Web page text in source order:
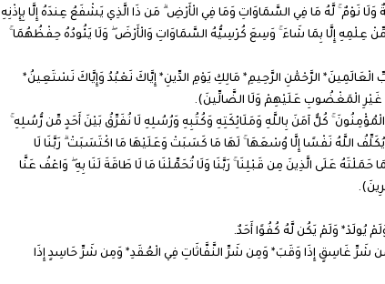
وَلَا نَوْمٌ ۚ لَّهُ مَا فِي السَّمَاوَاتِ وَمَا فِي الْأَرْضِ ۗ مَن ذَا الَّذِي يَشْفَعُ عِندَهُ إِلَّا بِإِذْنِهِ
عِلْمِهِ إِلَّا بِمَا شَاءَ ۚ وَسِعَ كُرْسِيُّهُ السَّمَاوَاتِ وَالْأَرْضَ ۖ وَلَا يَئُودُهُ حِفْظُهُمَا
الْعَالَمِينَ* الرَّحْمَٰنِ الرَّحِيمِ* مَالِكِ يَوْمِ الدِّينِ* إِيَّاكَ نَعْبُدُ وَإِيَّاكَ نَسْتَعِينُ*
الْمَغْضُوبِ عَلَيْهِمْ وَلَا الضَّالِّينَ).
كُلٌّ آمَنَ بِاللَّهِ وَمَلَائِكَتِهِ وَكُتُبِهِ وَرُسُلِهِ لَا نُفَرِّقُ بَيْنَ أَحَدٍ مِّن رُّسُلِهِ
اللَّهُ نَفْسًا إِلَّا وُسْعَهَا ۚ لَهَا مَا كَسَبَتْ وَعَلَيْهَا مَا اكْتَسَبَتْ ۗ رَبَّنَا لَا
حَمَلْتَهُ عَلَى الَّذِينَ مِن قَبْلِنَا ۚ رَبَّنَا وَلَا تُحَمِّلْنَا مَا لَا طَاقَةَ لَنَا بِهِ ۖ وَاعْفُ عَنَّا
يُولَدْ* وَلَمْ يَكُن لَّهُ كُفُوًا أَحَدٌ.
شَرِّ غَاسِقٍ إِذَا وَقَبَ* وَمِن شَرِّ النَّفَّاثَاتِ فِي الْعُقَدِ* وَمِن شَرِّ حَاسِدٍ إِذَا